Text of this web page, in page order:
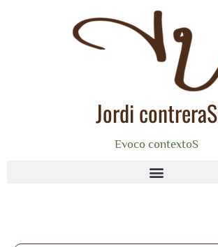
Jordi contreraS
Evoco contextoS